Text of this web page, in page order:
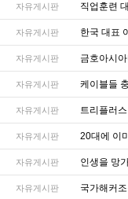
자유게시판 직업훈련
자유게시판 한국 대표
자유게시판 금호아시
자유게시판 케이블들
자유게시판 트리플러
자유게시판 20대에 이
자유게시판 인생을 망
자유게시판 국가해커